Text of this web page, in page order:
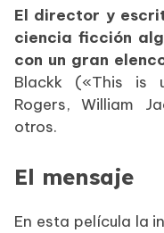
El director y
ciencia ficción
con un gran
Blackk («This is
Rogers, William
otros.
El mensaje
En esta película la